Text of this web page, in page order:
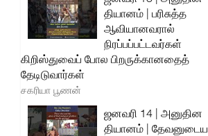
தியானம் | பரிசுத்த
ஆவியானவரால்
நிரப்பப்பட்டவர்கள்
கிறிஸ்துவைப் போல பிறருக்கானதைத்
தேடிடுவார்கள்
சகரியா பூணன்
ஜனவரி 14 | அனுதின
தியானம் | தேவனுடைய